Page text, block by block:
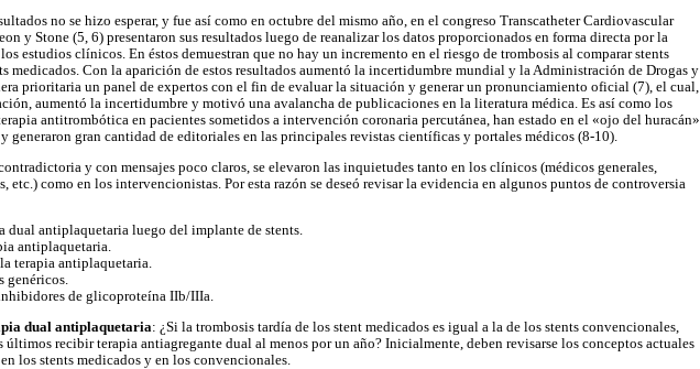
no se hizo esperar, y fue así como en octubre del mismo año, en el congreso Transcatheter Cardiovascular
y Stone (5, 6) presentaron sus resultados luego de reanalizar los datos proporcionados en forma directa por la
estudios clínicos. En éstos demuestran que no hay un incremento en el riesgo de trombosis al comparar stents
medicados. Con la aparición de estos resultados aumentó la incertidumbre mundial y la Administración de Drogas y
prioritaria un panel de expertos con el fin de evaluar la situación y generar un pronunciamiento oficial (7), el cual,
aumentó la incertidumbre y motivó una avalancha de publicaciones en la literatura médica. Es así como los
antitrombótica en pacientes sometidos a intervención coronaria percutánea, han estado en el «ojo del huracán»
generaron gran cantidad de editoriales en las principales revistas científicas y portales médicos (8-10).
y con mensajes poco claros, se elevaron las inquietudes tanto en los clínicos (médicos generales,
etc.) como en los intervencionistas. Por esta razón se deseó revisar la evidencia en algunos puntos de controversia
dual antiplaquetaria luego del implante de stents.
antiplaquetaria.
terapia antiplaquetaria.
genéricos.
de glicoproteína IIb/IIIa.
dual antiplaquetaria: ¿Si la trombosis tardía de los stent medicados es igual a la de los stents convencionales,
últimos recibir terapia antiagregante dual al menos por un año? Inicialmente, deben revisarse los conceptos actuales
los stents medicados y en los convencionales.